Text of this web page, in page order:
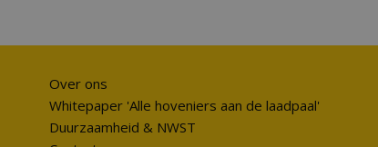
Over ons
Whitepaper 'Alle hoveniers aan de laadpaal'
Duurzaamheid & NWST